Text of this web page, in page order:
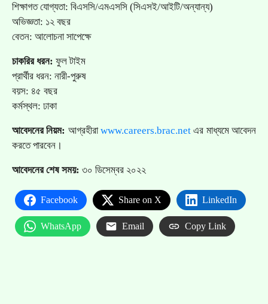
শিক্ষাগত যোগ্যতা: বিএসসি/এমএসসি (সিএসই/আইটি/অন্যান্য)
অভিজ্ঞতা: ১২ বছর
বেতন: আলোচনা সাপেক্ষে
চাকরির ধরন: ফুল টাইম
প্রার্থীর ধরন: নারী-পুরুষ
বয়স: ৪৫ বছর
কর্মস্থল: ঢাকা
আবেদনের নিয়ম: আগ্রহীরাwww.careers.brac.net এর মাধ্যমে আবেদন
করতে পারবেন।
আবেদনের শেষ সময়: ৩০ ডিসেম্বর ২০২২
Facebook Share on X LinkedIn
WhatsApp Email Copy Link